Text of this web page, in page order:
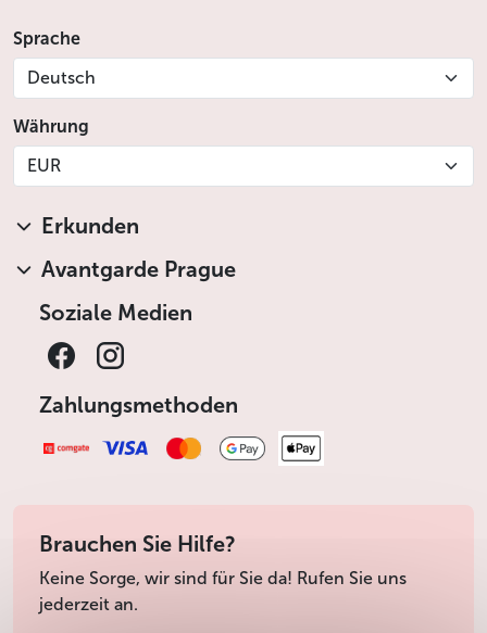
Sprache
Deutsch
Währung
EUR
Erkunden
Avantgarde Prague
Soziale Medien
Zahlungsmethoden
Brauchen Sie Hilfe?
Keine Sorge, wir sind für Sie da! Rufen Sie uns
jederzeit an.